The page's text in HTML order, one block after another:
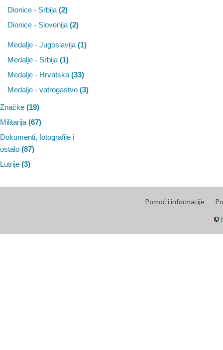
Dionice - Srbija (2)
Dionice - Slovenija (2)
Medalje - Jugoslavija (1)
Medalje - Srbija (1)
Medalje - Hrvatska (33)
Medalje - vatrogastvo (3)
Značke (19)
Militarija (67)
Dokumenti, fotografije i
ostalo (87)
Lutrije (3)
Pomoć i informacije
©